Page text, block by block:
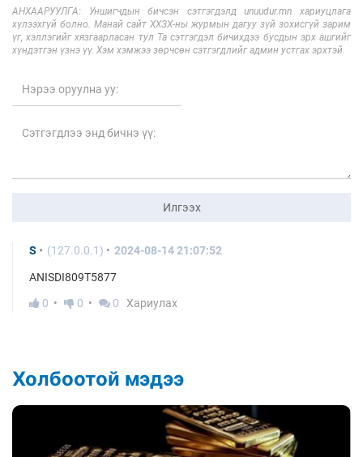
АНХААРУУЛГА: Уншигчдын бичсэн сэтгэгдэлд unuudur.mn хариуцлага
хүлээхгүй болно. Манай сайт ХХЗХ-ны журмын дагуу зүй зохисгүй зарим
үг, хэллэгийг хязгаарласан тул Та сэтгэгдэл бичихдээ бусдын эрх ашгийг
хүндэтгэн үзнэ үү. Хэм хэмжээ зөрчсөн сэтгэгдлийг админ устгах эрхтэй.
Илгээх
S (127.0.0.1) 2024-08-14 21:07:52
ANISDI809T5877
0
0 0 Хариулах
Холбоотой мэдээ